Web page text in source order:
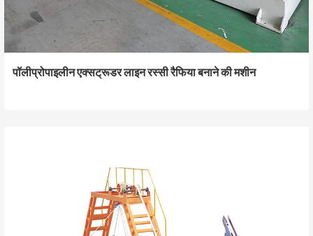
पॉलीप्रोपाइलीन एक्सट्रूडर लाइन रस्सी रैफिया बनाने की मशीन